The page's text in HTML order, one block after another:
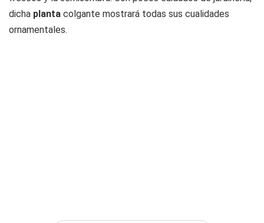
dicha planta colgante mostrará todas sus cualidades
ornamentales.